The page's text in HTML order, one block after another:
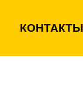
КОНТАКТЫ